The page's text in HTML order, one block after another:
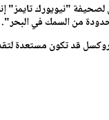
لصحيفة "نيويورك
من السمك في البحر".
قد تكون مستعدة